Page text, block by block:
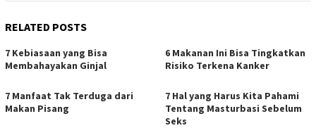
RELATED POSTS
7 Kebiasaan yang Bisa
Membahayakan Ginjal
6 Makanan Ini Bisa Tingkatkan
Risiko Terkena Kanker
7 Manfaat Tak Terduga dari
Makan Pisang
7 Hal yang Harus Kita Pahami
Tentang Masturbasi Sebelum
Seks